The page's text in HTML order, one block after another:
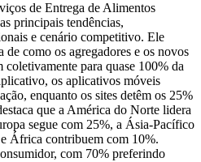
de Entrega de Alimentos
principais tendências,
e cenário competitivo. Ele
como os agregadores e os novos
para quase 100% da
os aplicativos móveis
enquanto os sites detêm os 25%
que a América do Norte lidera
segue com 25%, a Ásia-Pacífico
África contribuem com 10%.
com 70% preferindo